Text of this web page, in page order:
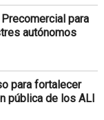
para
autónomos
para fortalecer
pública de los ALI